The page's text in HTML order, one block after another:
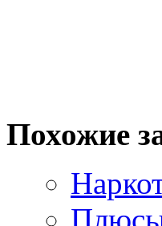
Похожие
Плюсы